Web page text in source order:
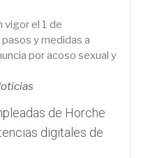
vigor el 1 de
y medidas a
por acoso sexual y
de Horche
digitales de